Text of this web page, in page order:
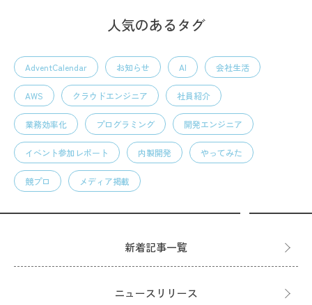
人気のあるタグ
AdventCalendar お知らせ AI 会社生活
AWS クラウドエンジニア 社員紹介
業務効率化 プログラミング 開発エンジニア
イベント参加レポート 内製開発 やってみた
競プロ メディア掲載
新着記事一覧
ニュースリリース